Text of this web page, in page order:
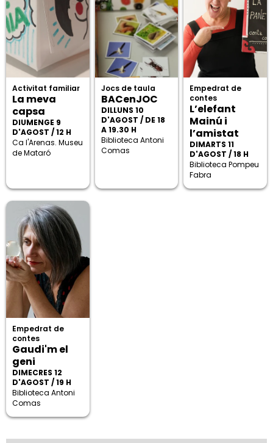
Activitat familiar
La meva
capsa
DIUMENGE 9
D'AGOST / 12 H
Ca l'Arenas. Museu
de Mataró
Jocs de taula
BACenJOC
DILLUNS 10
D'AGOST / DE 18
A 19.30 H
Biblioteca Antoni
Comas
Empedrat de
contes
L’elefant
Mainú i
l’amistat
DIMARTS 11
D'AGOST / 18 H
Biblioteca Pompeu
Fabra
Empedrat de
contes
Gaudi'm el
geni
DIMECRES 12
D'AGOST / 19 H
Biblioteca Antoni
Comas